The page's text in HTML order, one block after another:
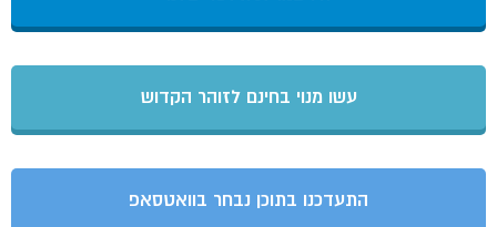
עשו מנוי בחינם לזוהר הקדוש
התעדכנו בתוכן נבחר בוואטסאפ